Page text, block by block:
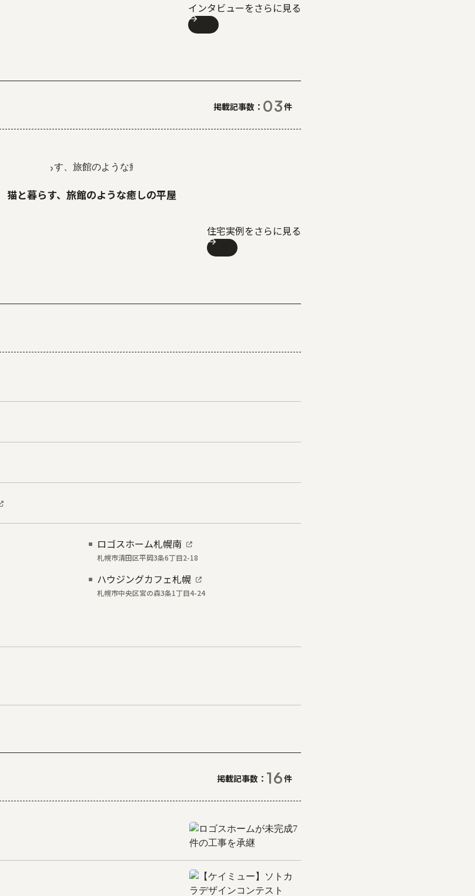
インタビューをさらに見る
掲載記事数 03件
猫と暮らす、旅館のような癒しの平屋
住宅実例をさらに見る
ロゴスホーム札幌南
札幌市清田区平岡3条6丁目2-18
ハウジングカフェ札幌
札幌市中央区宮の森3条1丁目4-24
掲載記事数 16件